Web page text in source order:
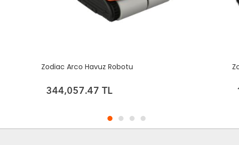
Zodiac Arco Havuz Robotu
344,057.47 TL